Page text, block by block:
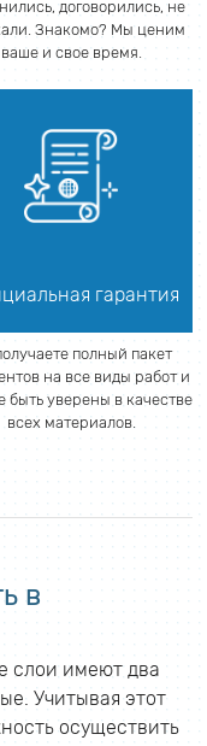
договорились, не
Знакомо? Мы ценим
ваше и свое время.
гарантия
полный пакет
на все виды работ и
быть уверены в качестве
всех материалов.
в
слои имеют два
Учитывая этот
осуществить